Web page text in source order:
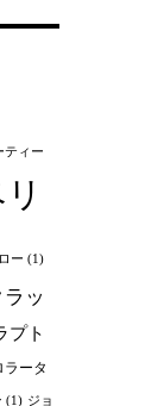
ティー
ー (1)
ラッ
プト
ラータ
(1) ジョ